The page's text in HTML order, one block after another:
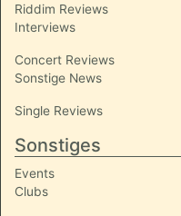
Riddim Reviews
Interviews
Concert Reviews
Sonstige News
Single Reviews
Sonstiges
Events
Clubs